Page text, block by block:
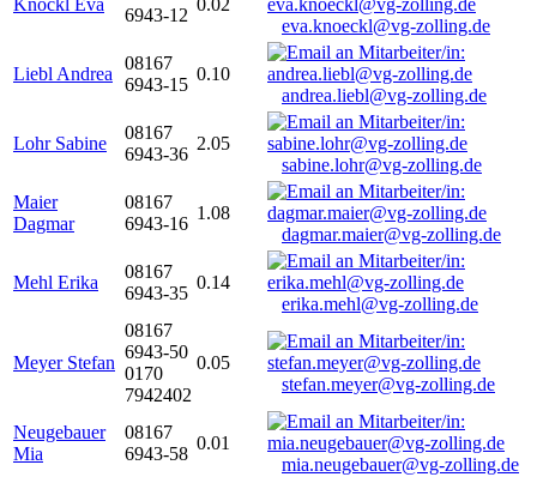
Knöckl Eva
6943-12
0.02
eva.knoeckl@vg-zolling.de
Liebl Andrea
08167
6943-15
0.10
andrea.liebl@vg-zolling.de
Lohr Sabine
08167
6943-36
2.05
sabine.lohr@vg-zolling.de
Maier
Dagmar
08167
6943-16
1.08
dagmar.maier@vg-zolling.de
Mehl Erika
08167
6943-35
0.14
erika.mehl@vg-zolling.de
Meyer Stefan
08167
6943-50
0170
7942402
0.05
stefan.meyer@vg-zolling.de
Neugebauer
Mia
08167
6943-58
0.01
mia.neugebauer@vg-zolling.de